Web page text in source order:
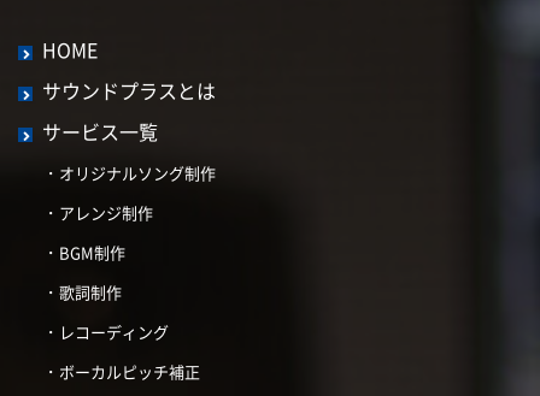
HOME
サウンドプラスとは
サービス一覧
オリジナルソング制作
アレンジ制作
BGM制作
歌詞制作
レコーディング
ボーカルピッチ補正